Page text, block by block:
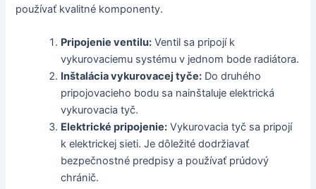
používať kvalitné komponenty.
Pripojenie ventilu: Ventil sa pripojí k
vykurovaciemu systému v jednom bode radiátora.
Inštalácia vykurovacej tyče: Do druhého
pripojovacieho bodu sa nainštaluje elektrická
vykurovacia tyč.
Elektrické pripojenie: Vykurovacia tyč sa pripojí
k elektrickej sieti. Je dôležité dodržiavať
bezpečnostné predpisy a používať prúdový
chránič.